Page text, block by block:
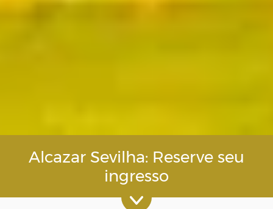
Alcazar Sevilha: Reserve seu
ingresso